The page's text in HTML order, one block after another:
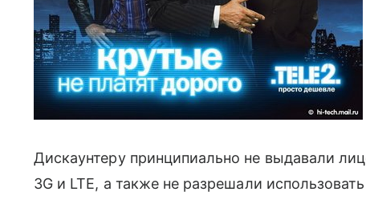
Дискаунтеру принципиально не выдавали
3G и LTE, а также не разрешали